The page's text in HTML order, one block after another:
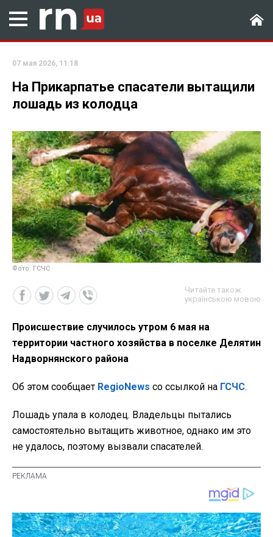
07 мая 2026, 11:18
На Прикарпатье спасатели вытащили
лошадь из колодца
Фото: ГСЧС
Читайте також
українською мовою
Происшествие случилось утром 6 мая на
территории частного хозяйства в поселке Делятин
Надворнянского района
Об этом сообщает RegioNews со ссылкой на ГСЧС.
Лошадь упала в колодец. Владельцы пытались
самостоятельно вытащить животное, однако им это
не удалось, поэтому вызвали спасателей.